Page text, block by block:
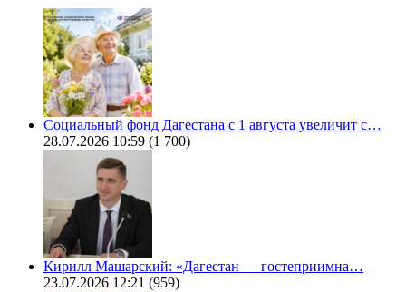
Социальный фонд Дагестана с 1 августа увеличит с…
28.07.2026 10:59 (1 700)
Кирилл Машарский: «Дагестан — гостеприимна…
23.07.2026 12:21 (959)